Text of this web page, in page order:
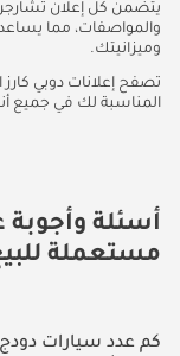
يتضمن كل إعلان
والمواصفات، مما
وميزانيتك.
تصفح إعلانات دوبي
المناسبة لك في جميع
أسئلة
مستعملة
كم عدد سيارات